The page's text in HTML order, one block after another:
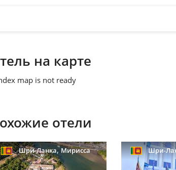
на карте
map is not ready
отели
Шри-Ланка,Мирисса Шри-